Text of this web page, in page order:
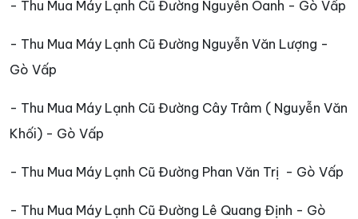
- Thu Mua Máy Lạnh Cũ Đường Nguyễn Oanh - Gò Vấp
- Thu Mua Máy Lạnh Cũ Đường Nguyễn Văn Lượng -
Gò Vấp
- Thu Mua Máy Lạnh Cũ Đường Cây Trâm ( Nguyễn Văn
Khối) - Gò Vấp
- Thu Mua Máy Lạnh Cũ Đường Phan Văn Trị - Gò Vấp
- Thu Mua Máy Lạnh Cũ Đường Lê Quang Định - Gò